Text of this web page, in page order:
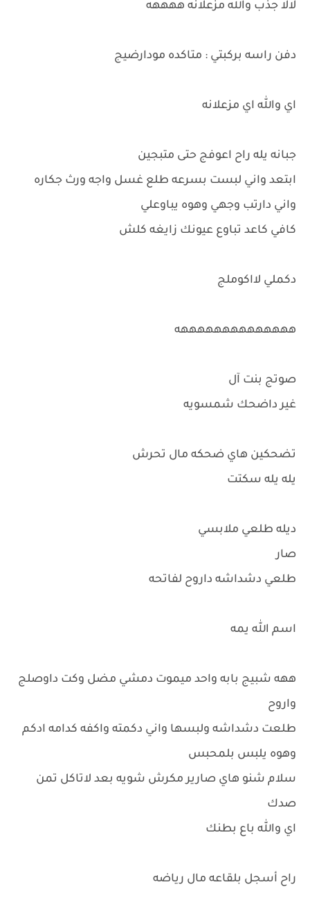
لالا جذب والله مزعلانه ههههه
دفن راسه بركبتي : متاكده مودارضيج
اي والله اي مزعلانه
جبانه يله راح اعوفج حتى متبجين
ابتعد واني لبست بسرعه طلع غسل واجه ورث جكاره
واني دارتب وجهي وهوه يباوعلي
كافي كاعد تباوع عيونك زايغه كلش
دكملي لااكوملج
ههههههههههههههه
صوتج بنت آل
غير داضحك شمسويه
تضحكين هاي ضحكه مال تحرش
يله يله سكتت
ديله طلعي ملابسي
صار
طلعي دشداشه داروح لفاتحه
اسم الله يمه
ههه شبيج بابه واحد ميموت دمشي مضل وكت داوصلج
واروح
طلعت دشداشه ولبسها واني دكمته واكفه كدامه ادكم
وهوه يلبس بلمحبس
سلام شنو هاي صارير مكرش شويه بعد لاتاكل تمن
صدك
اي والله باع بطنك
راح أسجل بلقاعه مال رياضه